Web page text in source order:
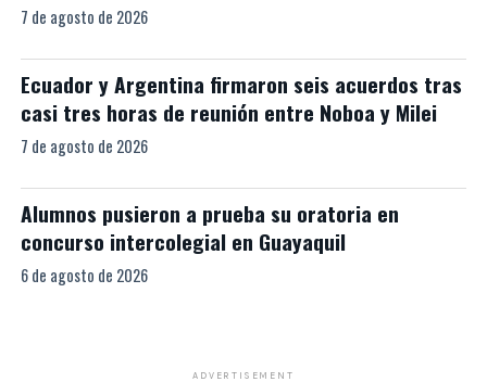
7 de agosto de 2026
Ecuador y Argentina firmaron seis acuerdos tras
casi tres horas de reunión entre Noboa y Milei
7 de agosto de 2026
Alumnos pusieron a prueba su oratoria en
concurso intercolegial en Guayaquil
6 de agosto de 2026
ADVERTISEMENT